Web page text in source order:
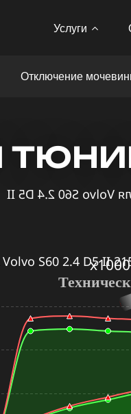
Услуги
Отключение